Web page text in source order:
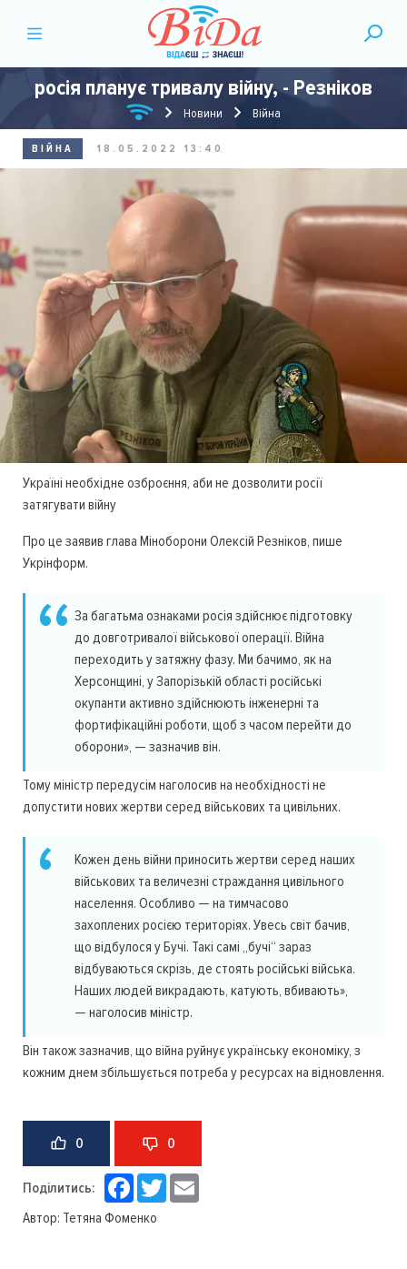
росія планує тривалу війну, - Резніков
Новини Війна
ВІЙНА 18.05.2022 13:40
Україні необхідне озброєння, аби не дозволити росії
затягувати війну
Про це заявив глава Міноборони Олексій Резніков, пише
Укрінформ.
За багатьма ознаками росія здійснює підготовку
до довготривалої військової операції. Війна
переходить у затяжну фазу. Ми бачимо, як на
Херсонщині, у Запорізькій області російські
окупанти активно здійснюють інженерні та
фортифікаційні роботи, щоб з часом перейти до
оборони», — зазначив він.
Тому міністр передусім наголосив на необхідності не
допустити нових жертви серед військових та цивільних.
Кожен день війни приносить жертви серед наших
військових та величезні страждання цивільного
населення. Особливо — на тимчасово
захоплених росією територіях. Увесь світ бачив,
що відбулося у Бучі. Такі самі „бучі“ зараз
відбуваються скрізь, де стоять російські війська.
Наших людей викрадають, катують, вбивають»,
— наголосив міністр.
Він також зазначив, що війна руйнує українську економіку, з
кожним днем збільшується потреба у ресурсах на відновлення.
0 0
Поділитись: Facebook
Twitter
Автор: Тетяна Фоменко